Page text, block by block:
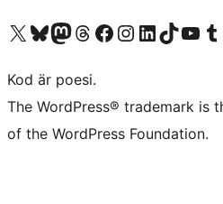
Besök vår X-konto (f.d. Twitter)
Besök vårt Bluesky-konto
Besök vårt Mastodon-konto
Besök vårt Thread-konto
Besök vår Facebook-sidaBesök vårt Instagram-konto
Besök vårt LinkedIn-konto
Besök vårt TikTok-konto
Besök vår YouTube-kanal
Besök
Kod är poesi.
The WordPress® trademark is
of the WordPress Foundation.